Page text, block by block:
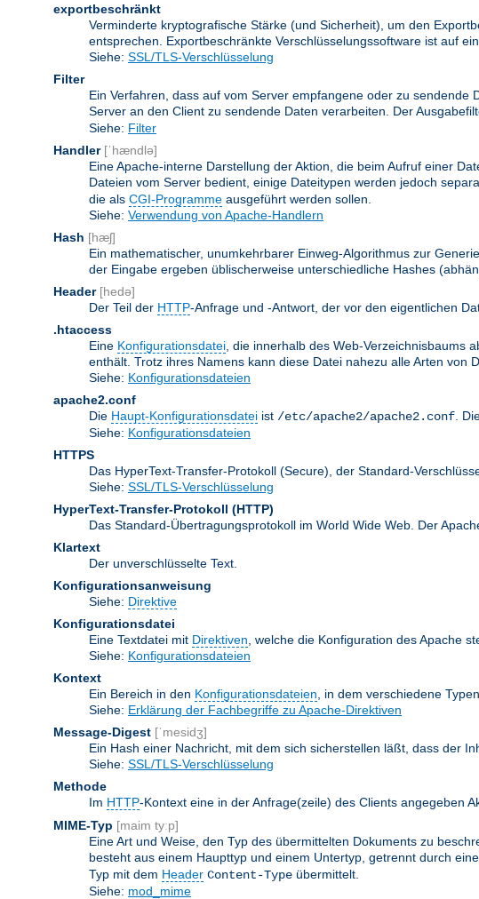
exportbeschränkt
Verminderte kryptografische Stärke (und Sicherheit), um den
entsprechen. Exportbeschränkte Verschlüsselungssoftware ist auf
Siehe: SSL/TLS-Verschlüsselung
Filter
Ein Verfahren, dass auf vom Server empfangene oder zu
Server an den Client zu sendende Daten verarbeiten. Der
Siehe: Filter
Handler [ˈhændlə]
Eine Apache-interne Darstellung der Aktion, die beim Aufruf einer
Dateien vom Server bedient, einige Dateitypen werden jedoch
die als CGI-Programme ausgeführt werden sollen.
Siehe: Verwendung von Apache-Handlern
Hash [hæʃ]
Ein mathematischer, unumkehrbarer Einweg-Algorithmus zur
der Eingabe ergeben üblischerweise unterschiedliche Hashes
Header [hedə]
Der Teil der HTTP-Anfrage und -Antwort, der vor den eigentlichen
.htaccess
Eine Konfigurationsdatei , die innerhalb des Web-Verzeichnisbaums
enthält. Trotz ihres Namens kann diese Datei nahezu alle Arten von
Siehe: Konfigurationsdateien
apache2.conf
Die Haupt-Konfigurationsdatei ist /etc/apache2/apache2.conf .
Siehe: Konfigurationsdateien
HTTPS
Das HyperText-Transfer-Protokoll (Secure), der Standard-
Siehe: SSL/TLS-Verschlüsselung
HyperText-Transfer-Protokoll (HTTP)
Das Standard-Übertragungsprotokoll im World Wide Web. Der
Klartext
Der unverschlüsselte Text.
Konfigurationsanweisung
Siehe: Direktive
Konfigurationsdatei
Eine Textdatei mit Direktiven , welche die Konfiguration des Apache
Siehe: Konfigurationsdateien
Kontext
Ein Bereich in den Konfigurationsdateien , in dem verschiedene
Siehe: Erklärung der Fachbegriffe zu Apache-Direktiven
Message-Digest [ˈmesidʒ]
Ein Hash einer Nachricht, mit dem sich sicherstellen läßt, dass der
Siehe: SSL/TLS-Verschlüsselung
Methode
Im HTTP-Kontext eine in der Anfrage(zeile) des Clients angegeben
MIME-Typ [maim tyːp]
Eine Art und Weise, den Typ des übermittelten Dokuments zu
besteht aus einem Haupttyp und einem Untertyp, getrennt durch
Typ mit dem Header Content-Type übermittelt.
Siehe: mod_mime